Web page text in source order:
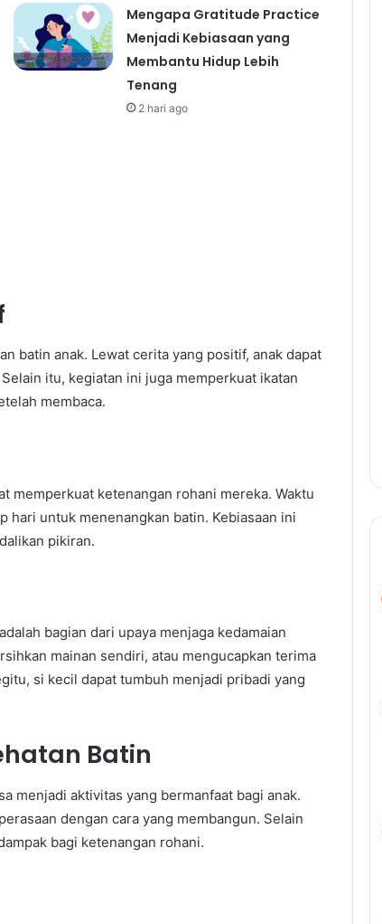
Mengapa Gratitude Practice
Menjadi Kebiasaan yang
Membantu Hidup Lebih
Tenang
2 hari ago
batin anak. Lewat cerita yang positif, anak dapat
itu, kegiatan ini juga memperkuat ikatan
membaca.
memperkuat ketenangan rohani mereka. Waktu
untuk menenangkan batin. Kebiasaan ini
pikiran.
bagian dari upaya menjaga kedamaian
mainan sendiri, atau mengucapkan terima
si kecil dapat tumbuh menjadi pribadi yang
Batin
menjadi aktivitas yang bermanfaat bagi anak.
dengan cara yang membangun. Selain
bagi ketenangan rohani.